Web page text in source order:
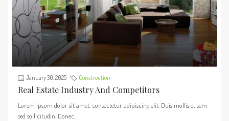
January 30, 2025 Construction
Real Estate Industry And Competitors
Lorem ipsum dolor sit amet, consectetur adipiscing elit. Duis mollis et sem
sed sollicitudin. Donec...